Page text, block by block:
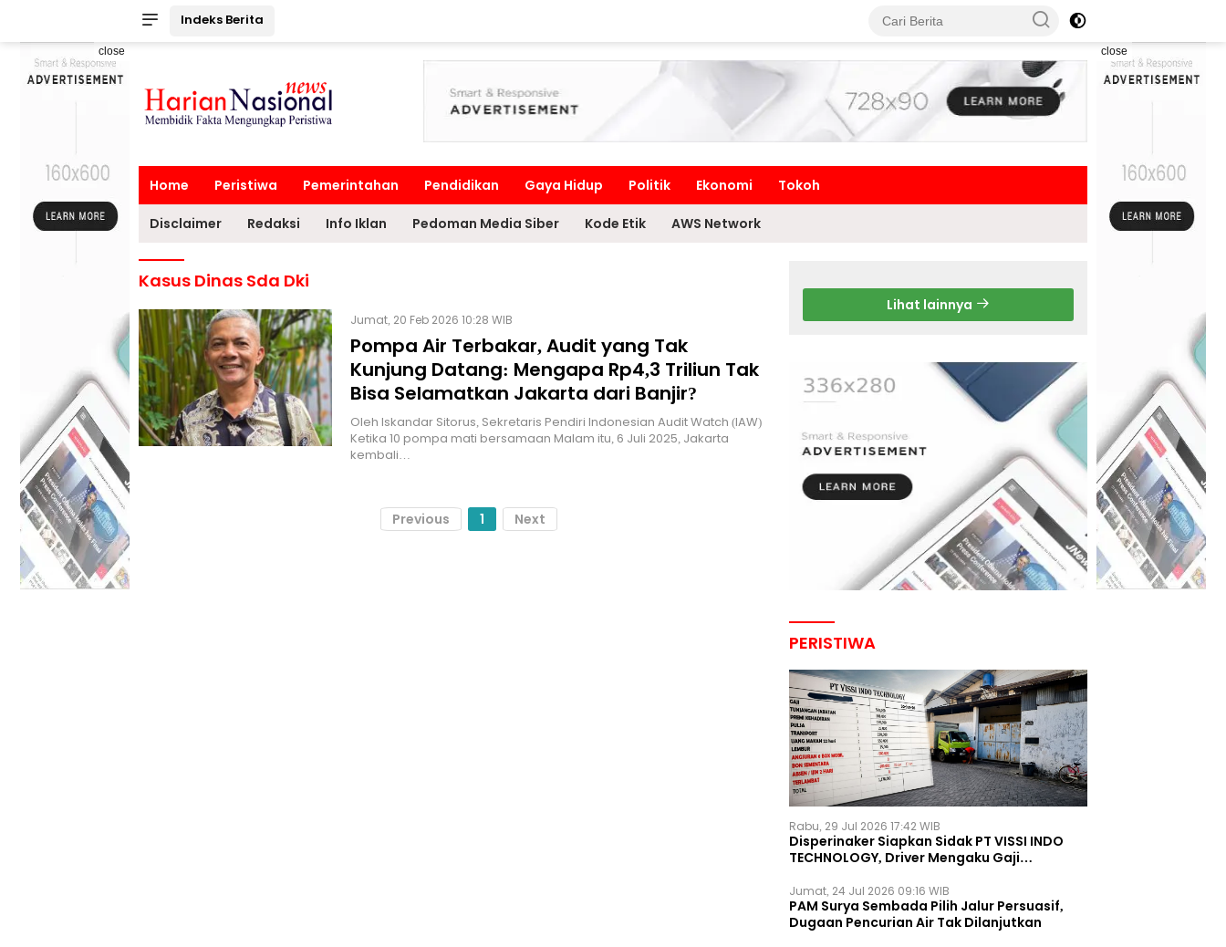
Indeks Berita
close close
Home Peristiwa Pemerintahan Pendidikan Gaya Hidup Politik Ekonomi Tokoh
Disclaimer Redaksi Info Iklan Pedoman Media Siber Kode Etik AWS Network
Kasus Dinas Sda Dki
Jumat, 20 Feb 2026 10:28 WIB
Pompa Air Terbakar, Audit yang Tak
Kunjung Datang: Mengapa Rp4,3 Triliun Tak
Bisa Selamatkan Jakarta dari Banjir?
Oleh Iskandar Sitorus, Sekretaris Pendiri Indonesian Audit Watch (IAW)
Ketika 10 pompa mati bersamaan Malam itu, 6 Juli 2025, Jakarta
kembali…
Previous 1 Next
Lihat lainnya
PERISTIWA
Rabu, 29 Jul 2026 17:42 WIB
Disperinaker Siapkan Sidak PT VISSI INDO
TECHNOLOGY, Driver Mengaku Gaji
Jumat, 24 Jul 2026 09:16 WIB
PAM Surya Sembada Pilih Jalur Persuasif,
Dugaan Pencurian Air Tak Dilanjutkan